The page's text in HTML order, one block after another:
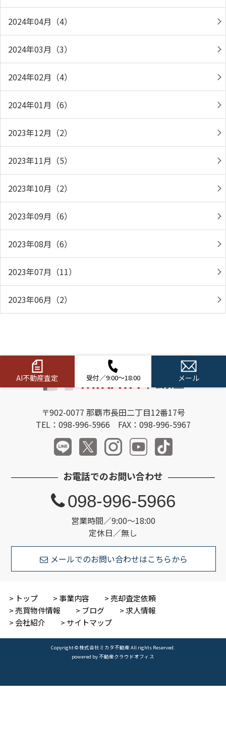
2024年04月（4）
2024年03月（3）
2024年02月（4）
2024年01月（6）
2023年12月（2）
2023年11月（5）
2023年10月（2）
2023年09月（6）
2023年08月（6）
2023年07月（11）
2023年06月（2）
AI不動産査定 受付／9:00～18:00 メール
〒902-0077 那覇市長田二丁目12番17号
TEL：098-996-5966 FAX：098-996-5967
お電話でのお問い合わせ
営業時間／9:00～18:00
定休日／無し
098-996-5966
メールでのお問い合わせはこちらから
トップ 事業内容
売却査定依頼
売買物件情報
ブログ
求人情報
会社紹介
サイトマップ
Copyright © 株式会社ミカタ不動産 All rights Reserved.
powered by 不動産クラウドオフィス